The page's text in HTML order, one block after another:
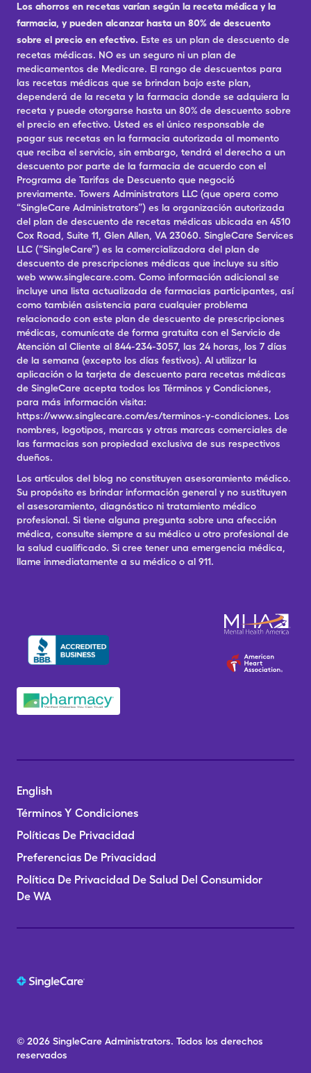
Los ahorros en recetas varían según la receta médica y la
farmacia, y pueden alcanzar hasta un 80% de descuento
sobre el precio en efectivo. Este es un plan de descuento de
recetas médicas. NO es un seguro ni un plan de
medicamentos de Medicare. El rango de descuentos para
las recetas médicas que se brindan bajo este plan,
dependerá de la receta y la farmacia donde se adquiera la
receta y puede otorgarse hasta un 80% de descuento sobre
el precio en efectivo. Usted es el único responsable de
pagar sus recetas en la farmacia autorizada al momento
que reciba el servicio, sin embargo, tendrá el derecho a un
descuento por parte de la farmacia de acuerdo con el
Programa de Tarifas de Descuento que negoció
previamente. Towers Administrators LLC (que opera como
“SingleCare Administrators”) es la organización autorizada
del plan de descuento de recetas médicas ubicada en 4510
Cox Road, Suite 11, Glen Allen, VA 23060. SingleCare Services
LLC (“SingleCare”) es la comercializadora del plan de
descuento de prescripciones médicas que incluye su sitio
web www.singlecare.com. Como información adicional se
incluye una lista actualizada de farmacias participantes, así
como también asistencia para cualquier problema
relacionado con este plan de descuento de prescripciones
médicas, comunícate de forma gratuita con el Servicio de
Atención al Cliente al 844-234-3057, las 24 horas, los 7 días
de la semana (excepto los días festivos). Al utilizar la
aplicación o la tarjeta de descuento para recetas médicas
de SingleCare acepta todos los Términos y Condiciones,
para más información visita:
https://www.singlecare.com/es/terminos-y-condiciones. Los
nombres, logotipos, marcas y otras marcas comerciales de
las farmacias son propiedad exclusiva de sus respectivos
dueños.
Los artículos del blog no constituyen asesoramiento médico.
Su propósito es brindar información general y no sustituyen
el asesoramiento, diagnóstico ni tratamiento médico
profesional. Si tiene alguna pregunta sobre una afección
médica, consulte siempre a su médico u otro profesional de
la salud cualificado. Si cree tener una emergencia médica,
llame inmediatamente a su médico o al 911.
English
Términos Y Condiciones
Políticas De Privacidad
Preferencias De Privacidad
Política De Privacidad De Salud Del Consumidor
De WA
© 2026 SingleCare Administrators. Todos los derechos
reservados